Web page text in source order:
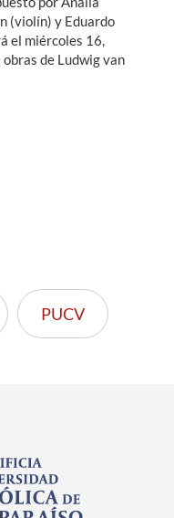
(violín) y Eduardo
el miércoles 16,
obras de Ludwig van
PUCV